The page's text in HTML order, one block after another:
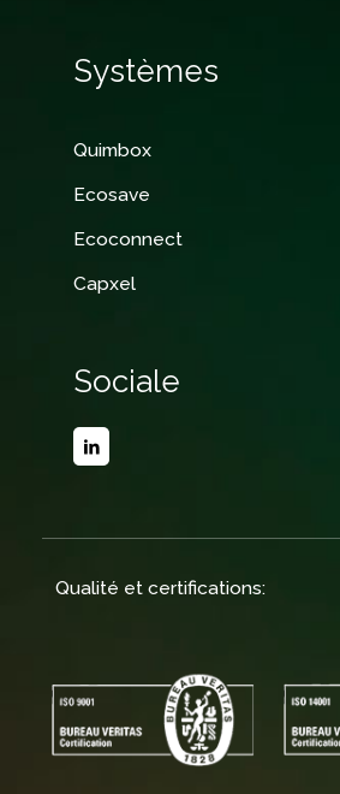
Systèmes
Quimbox
Ecosave
Ecoconnect
Capxel
Sociale
Qualité et certifications: